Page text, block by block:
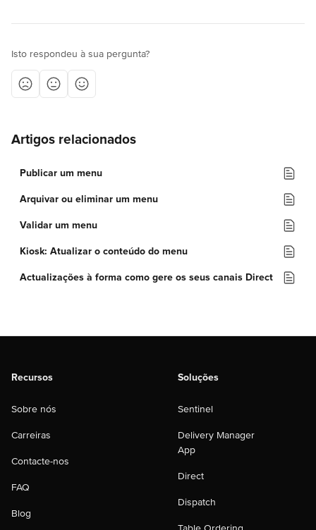
Isto respondeu à sua pergunta?
Artigos relacionados
Publicar um menu
Arquivar ou eliminar um menu
Validar um menu
Kiosk: Atualizar o conteúdo do menu
Actualizações à forma como gere os seus canais Direct
Recursos
Sobre nós
Carreiras
Contacte-nos
FAQ
Blog
Soluções
Sentinel
Delivery Manager
App
Direct
Dispatch